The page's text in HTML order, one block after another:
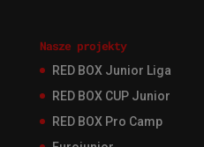
Nasze projekty
RED BOX Junior Liga
RED BOX CUP Junior
RED BOX Pro Camp